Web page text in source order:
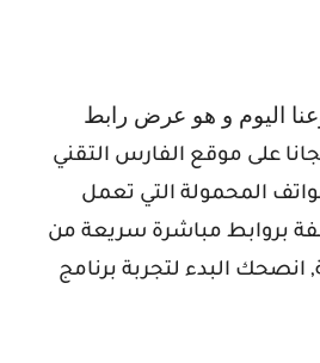
اليوم و هو عرض رابط
على موقع الفارس التقني
المحمولة التي تعمل
بروابط مباشرة سريعة من
انصحك البدء لتجربة برنامج